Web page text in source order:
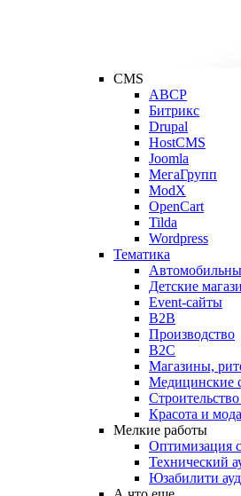
CMS
ABCP
Битрикс
Drupal
HostCMS
Joomla
МегаГрупп
ModX
OpenCart
Tilda
Wordpress
Тематика
Детские
Event-сайты
B2B
Производство
B2C
Магазины,
Медицинские
Красота и мода
Мелкие работы
Оптимизация
Технический
Юзабилити